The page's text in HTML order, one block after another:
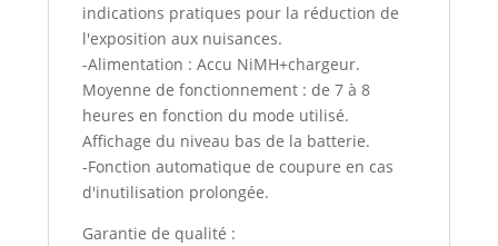
indications pratiques pour la réduction de
l'exposition aux nuisances.
-Alimentation : Accu NiMH+chargeur.
Moyenne de fonctionnement : de 7 à 8
heures en fonction du mode utilisé.
Affichage du niveau bas de la batterie.
-Fonction automatique de coupure en cas
d'inutilisation prolongée.
Garantie de qualité :